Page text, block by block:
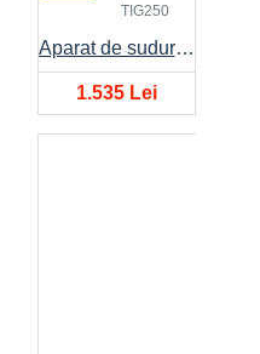
TIG250
Aparat de sudura BISONTE TIG-250 15A-250A 230V
1.535 Lei